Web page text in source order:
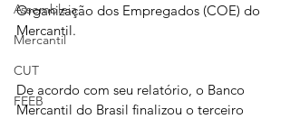
Assembleia
Mercantil
CUT
FEEB
Organização dos Empregados (COE) do
Mercantil.
De acordo com seu relatório, o Banco
Mercantil do Brasil finalizou o terceiro